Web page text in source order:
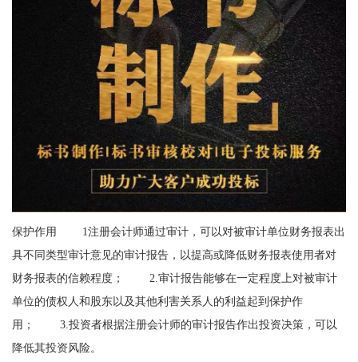
保护作用 1注册会计师通过审计，可以对被审计单位财务报表出
具不同类型审计意见的审计报告，以提高或降低财务报表使用者对
财务报表的信赖程度； 2.审计报告能够在一定程度上对被审计
单位的债权人和股东以及其他利害关系人的利益起到保护作
用； 3.投资者根据注册会计师的审计报告作出投资决策，可以
降低其投资风险。